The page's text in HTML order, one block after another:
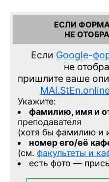
ЕСЛИ
НЕ
Если Google-
не
пришлите ваше
Укажите:
фамилию, имя и
преподавателя
(хотя бы фамилию и
номер его/её
(см. факультеты и
есть фото —